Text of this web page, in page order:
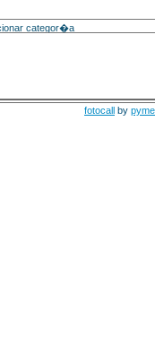
fotocall by